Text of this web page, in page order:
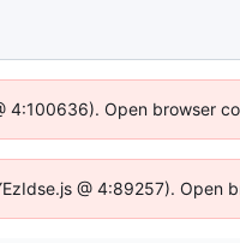
Open browser
@ 4:89257). Open